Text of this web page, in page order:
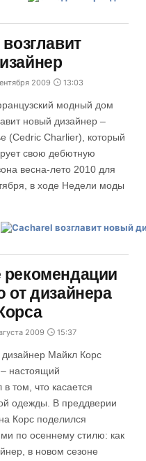
2009 13:03
модный дом
новый дизайнер –
(Cеdric Charlier), который
свою дебютную
весна-лето 2010 для
в ходе Недели моды
рекомендации
от дизайнера
2009 15:37
Майкл Корс
настоящий
том, что касается
одежды. В преддверии
Корс поделился
по осеннему стилю: как
в новом сезоне